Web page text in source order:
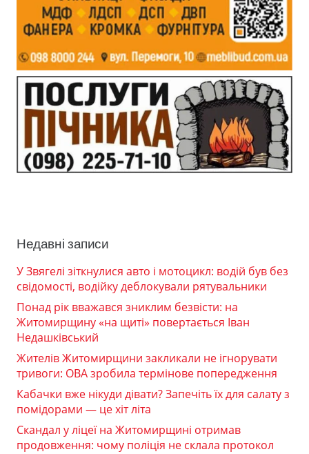
Недавні записи
У Звягелі зіткнулися авто і мотоцикл: водій був без
свідомості, водійку деблокували рятувальники
Понад рік вважався зниклим безвісти: на
Житомирщину «на щиті» повертається Іван
Недашківський
Жителів Житомирщини закликали не ігнорувати
тривоги: ОВА зробила термінове попередження
Кабачки вже нікуди дівати? Запечіть їх для салату з
помідорами — це хіт літа
Скандал у ліцеї на Житомирщині отримав
продовження: чому поліція не склала протокол